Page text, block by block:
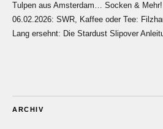
Tulpen aus Amsterdam… Socken & Mehr!
06.02.2026: SWR, Kaffee oder Tee:
Lang ersehnt: Die Stardust Slipover
ARCHIV